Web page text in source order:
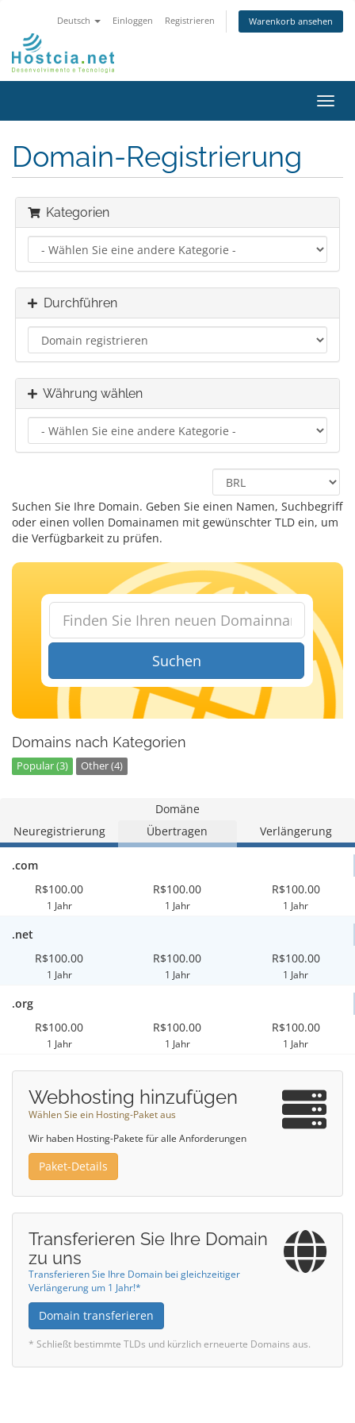
Deutsch Einloggen Registrieren Warenkorb ansehen
ein-/
Domain-Registrierung
Kategorien
Durchführen
Währung wählen
Suchen Sie Ihre Domain. Geben Sie einen Namen, Suchbegriff
oder einen vollen Domainamen mit gewünschter TLD ein, um
die Verfügbarkeit zu prüfen.
Suchen
Domains nach Kategorien
Popular (3) Other (4)
Domäne
Neuregistrierung
Übertragen Verlängerung
.com
R$100.00
1 Jahr
R$100.00
1 Jahr
R$100.00
1 Jahr
.net
R$100.00
1 Jahr
R$100.00
1 Jahr
R$100.00
1 Jahr
.org
R$100.00
1 Jahr
R$100.00
1 Jahr
R$100.00
1 Jahr
Webhosting hinzufügen
Wählen Sie ein Hosting-Paket aus
Wir haben Hosting-Pakete für alle Anforderungen
Paket-Details
Transferieren Sie Ihre Domain
zu uns
Transferieren Sie Ihre Domain bei gleichzeitiger
Verlängerung um 1 Jahr!*
Domain transferieren
* Schließt bestimmte TLDs und kürzlich erneuerte Domains aus.